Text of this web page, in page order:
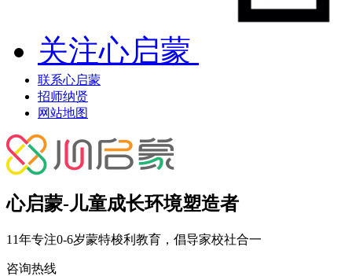
关注心启蒙
联系心启蒙
招师纳贤
网站地图
心启蒙-儿童成长环境塑造者
11年专注0-6岁蒙特梭利教育，倡导家校社合一
咨询热线